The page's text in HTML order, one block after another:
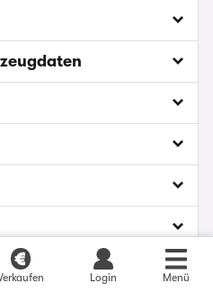
Login Menü
finden